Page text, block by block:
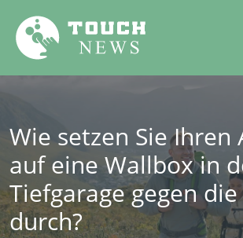
Wie setzen Sie Ihren
auf eine Wallbox in
Tiefgarage gegen die
durch?